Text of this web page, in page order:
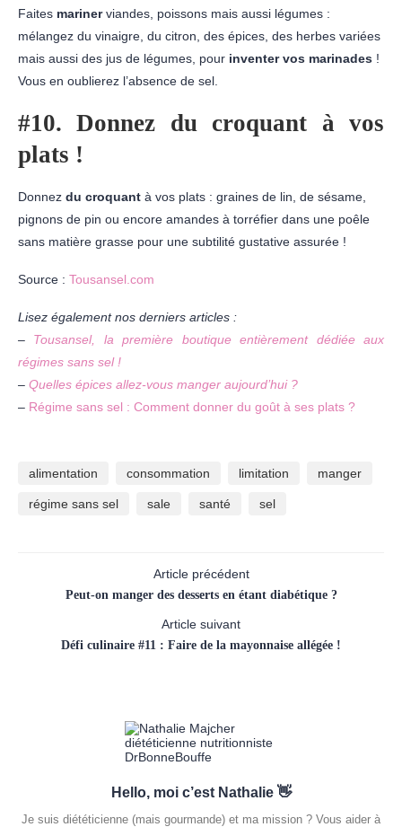
Faites marinerviandes, poissons mais aussi légumes :
mélangez du vinaigre, du citron, des épices, des herbes variées
mais aussi des jus de légumes, pour inventer vos marinades !
Vous en oublierez l’absence de sel.
#10. Donnez du croquant à vos
plats !
Donnez du croquant à vos plats : graines de lin, de sésame,
pignons de pin ou encore amandes à torréfier dans une poêle
sans matière grasse pour une subtilité gustative assurée !
Source : Tousansel.com
Lisez également nos derniers articles :
– Tousansel, la première boutique entièrement dédiée aux
régimes sans sel !
– Quelles épices allez-vous manger aujourd’hui ?
– Régime sans sel : Comment donner du goût à ses plats ?
alimentation consommation limitation manger
régime sans sel sale santé sel
Article précédent
Peut-on manger des desserts en étant diabétique ?
Article suivant
Défi culinaire #11 : Faire de la mayonnaise allégée !
Hello, moi c’est Nathalie 👋
Je suis diététicienne (mais gourmande) et ma mission ? Vous aider à